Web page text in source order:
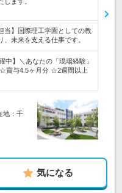
当】国際理工学園としての教
未来を支える仕事です。
中】＼あなたの「現場経験」
賞与4.5ヶ月分 ☆2週間以上
地：千
気になる